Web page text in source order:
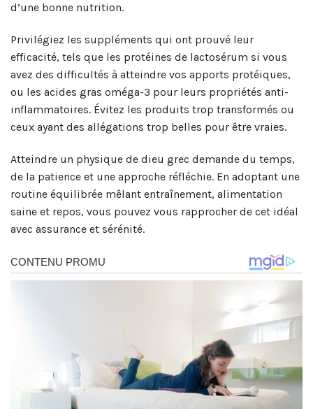
d’une bonne nutrition.
Privilégiez les suppléments qui ont prouvé leur
efficacité, tels que les protéines de lactosérum si vous
avez des difficultés à atteindre vos apports protéiques,
ou les acides gras oméga-3 pour leurs propriétés anti-
inflammatoires. Évitez les produits trop transformés ou
ceux ayant des allégations trop belles pour être vraies.
Atteindre un physique de dieu grec demande du temps,
de la patience et une approche réfléchie. En adoptant une
routine équilibrée mêlant entraînement, alimentation
saine et repos, vous pouvez vous rapprocher de cet idéal
avec assurance et sérénité.